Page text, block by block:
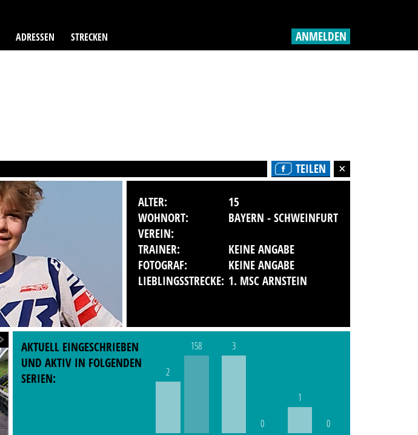
ADRESSEN STRECKEN ANMELDEN
TEILEN
ALTER:
15
WOHNORT:
BAYERN - SCHWEINFURT
VEREIN:
TRAINER:
KEINE ANGABE
FOTOGRAF:
KEINE ANGABE
LIEBLINGSSTRECKE: 1. MSC ARNSTEIN
AKTUELL EINGESCHRIEBEN
UND AKTIV IN FOLGENDEN
SERIEN:
2
158 3
0
1
0